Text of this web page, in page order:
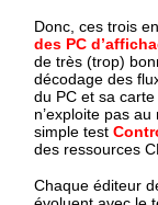
Donc, ces trois
des PC
de très (trop)
décodage des
du PC et sa
n’exploite pas
simple test
des ressources
Chaque éditeur